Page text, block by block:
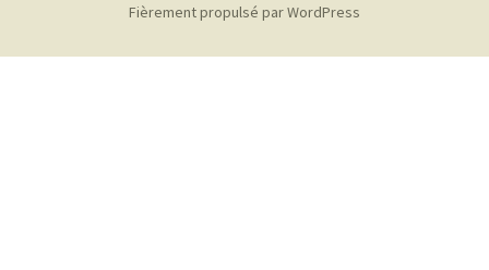
Fièrement propulsé par WordPress